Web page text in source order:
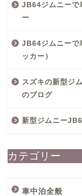
JB64ジムニーで
ー
JB64ジムニーで
ッカー）
スズキの新型ジ
のブログ
新型ジムニー
カテゴリー
車中泊全般